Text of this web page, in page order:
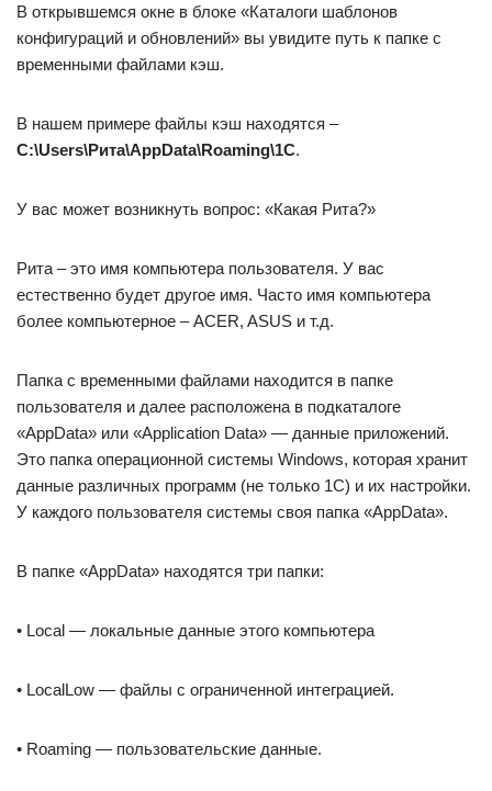
В открывшемся окне в блоке «Каталоги шаблонов
конфигураций и обновлений» вы увидите путь к папке с
временными файлами кэш.
В нашем примере файлы кэш находятся –
С:\Users\Рита\AppData\Roaming\1C.
У вас может возникнуть вопрос: «Какая Рита?»
Рита – это имя компьютера пользователя. У вас
естественно будет другое имя. Часто имя компьютера
более компьютерное – ACER, ASUS и т.д.
Папка с временными файлами находится в папке
пользователя и далее расположена в подкаталоге
«AppData» или «Application Data» — данные приложений.
Это папка операционной системы Windows, которая хранит
данные различных программ (не только 1С) и их настройки.
У каждого пользователя системы своя папка «AppData».
В папке «AppData» находятся три папки:
• Local — локальные данные этого компьютера
• LocalLow — файлы с ограниченной интеграцией.
• Roaming — пользовательские данные.